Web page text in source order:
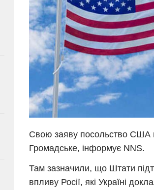
Свою заяву посольство США
Громадське, інформує NNS.
Там зазначили, що Штати
впливу Росії, які Україні